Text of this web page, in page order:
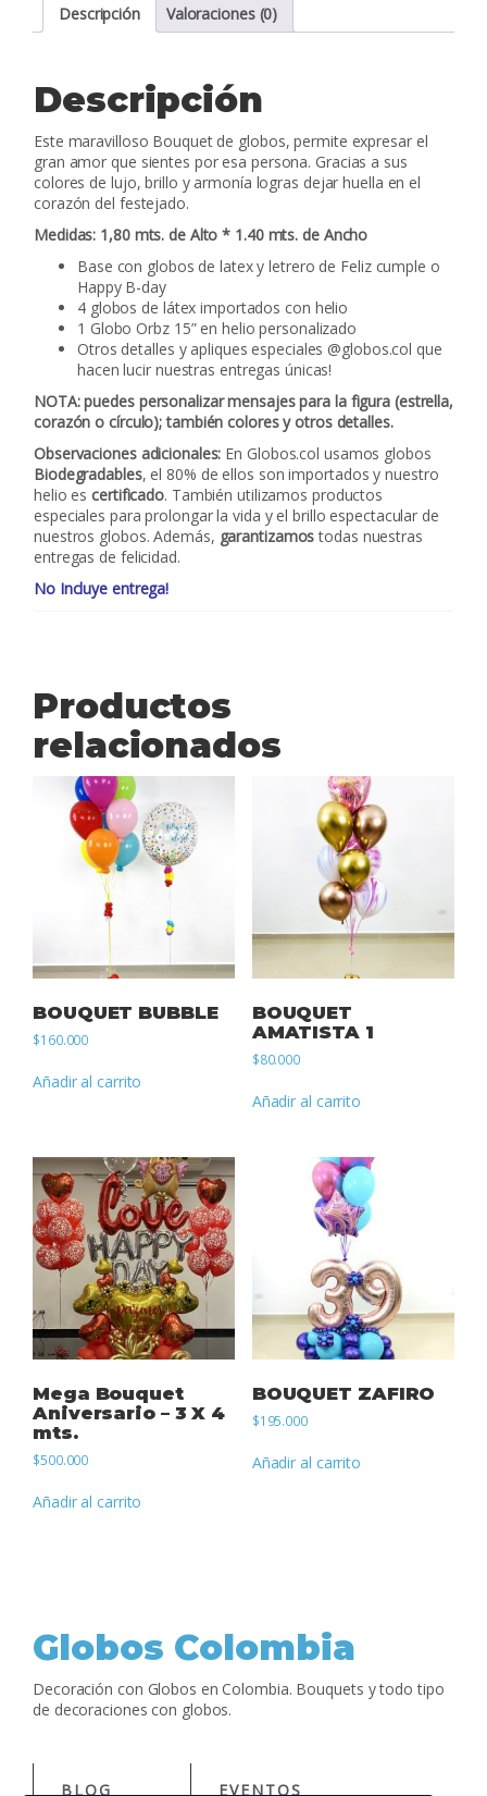
Descripción Valoraciones (0)
Descripción
Este maravilloso Bouquet de globos, permite expresar el
gran amor que sientes por esa persona. Gracias a sus
colores de lujo, brillo y armonía logras dejar huella en el
corazón del festejado.
Medidas: 1,80 mts. de Alto * 1.40 mts. de Ancho
Base con globos de latex y letrero de Feliz cumple o
Happy B-day
4 globos de látex importados con helio
1 Globo Orbz 15” en helio personalizado
Otros detalles y apliques especiales @globos.col que
hacen lucir nuestras entregas únicas!
NOTA:puedes personalizar mensajes para la figura (estrella,
corazón o círculo); también colores y otros detalles.
Observaciones adicionales: En Globos.col usamos globos
Biodegradables, el 80% de ellos son importados y nuestro
helio escertificado. También utilizamos productos
especiales para prolongar la vida y el brillo espectacular de
nuestros globos. Además, garantizamostodas nuestras
entregas de felicidad.
No Incluye entrega!
Productos
relacionados
BOUQUET BUBBLE
$160.000
Añadir al carrito
BOUQUET
AMATISTA 1
$80.000
Añadir al carrito
Mega Bouquet
Aniversario – 3 X 4
mts.
$500.000
Añadir al carrito
BOUQUET ZAFIRO
$195.000
Añadir al carrito
Globos Colombia
Decoración con Globos en Colombia. Bouquets y todo tipo
de decoraciones con globos.
BLOG EVENTOS